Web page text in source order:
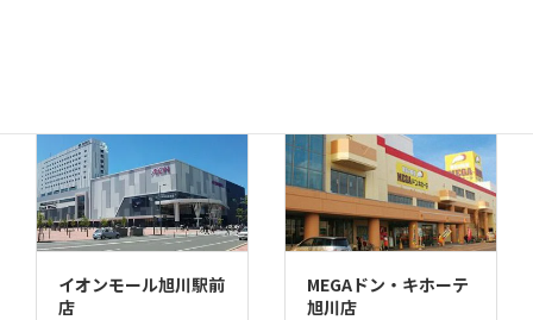
イオンモール旭川駅前
店
MEGAドン・キホーテ
旭川店